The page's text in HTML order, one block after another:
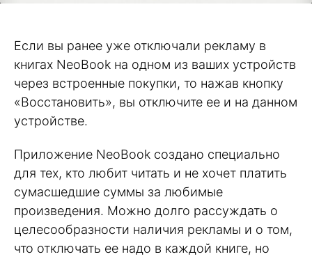
Если вы ранее уже отключали рекламу в
книгах NeoBook на одном из ваших устройств
через встроенные покупки, то нажав кнопку
«Восстановить», вы отключите ее и на данном
устройстве.
Приложение NeoBook создано специально
для тех, кто любит читать и не хочет платить
сумасшедшие суммы за любимые
произведения. Можно долго рассуждать о
целесообразности наличия рекламы и о том,
что отключать ее надо в каждой книге, но